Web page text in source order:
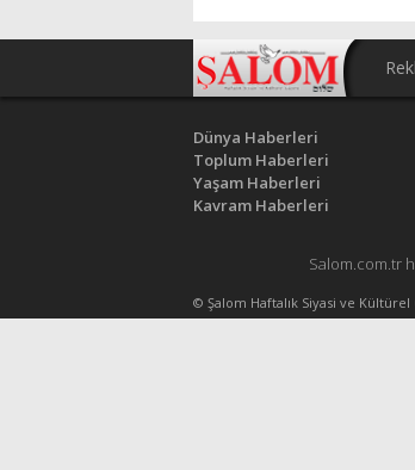
Dünya Haberleri
Toplum Haberleri
Yaşam Haberleri
Kavram Haberleri
Salom.com.tr
© Şalom Haftalık Siyasi ve Kültürel